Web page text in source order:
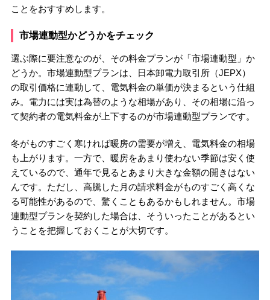
ことをおすすめします。
市場連動型かどうかをチェック
選ぶ際に要注意なのが、その料金プランが「市場連動型」か
どうか。市場連動型プランは、日本卸電力取引所（JEPX）
の取引価格に連動して、電気料金の単価が決まるという仕組
み。電力には実は為替のような相場があり、その相場に沿っ
て契約者の電気料金が上下するのが市場連動型プランです。
冬がものすごく寒ければ暖房の需要が増え、電気料金の相場
も上がります。一方で、暖房をあまり使わない季節は安く使
えているので、通年で見るとあまり大きな金額の開きはない
んです。ただし、高騰した月の請求料金がものすごく高くな
る可能性があるので、驚くこともあるかもしれません。市場
連動型プランを契約した場合は、そういったことがあるとい
うことを把握しておくことが大切です。